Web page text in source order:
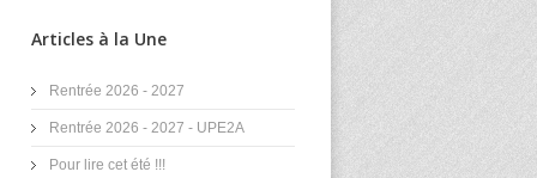
Articles à la Une
Rentrée 2026 - 2027
Rentrée 2026 - 2027 - UPE2A
Pour lire cet été !!!